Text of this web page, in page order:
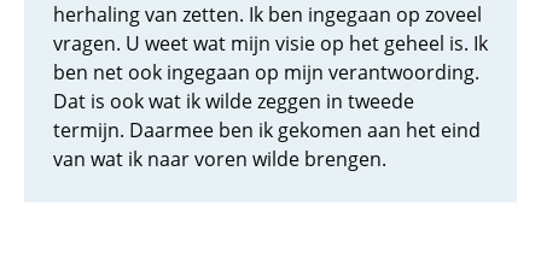
herhaling van zetten. Ik ben ingegaan op zoveel
vragen. U weet wat mijn visie op het geheel is. Ik
ben net ook ingegaan op mijn verantwoording.
Dat is ook wat ik wilde zeggen in tweede
termijn. Daarmee ben ik gekomen aan het eind
van wat ik naar voren wilde brengen.